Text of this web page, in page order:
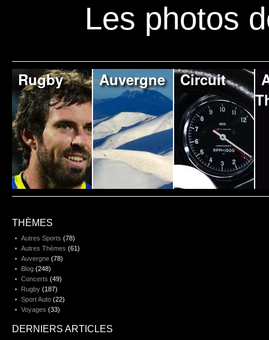
Les photos
Rugby Auvergne Circuit
THÈMES
Autres Sports (78)
Autres Thèmes (61)
Auvergne (78)
Blog (248)
Concerts (49)
Rugby (187)
Sport Auto (22)
Voyages (33)
DERNIERS ARTICLES